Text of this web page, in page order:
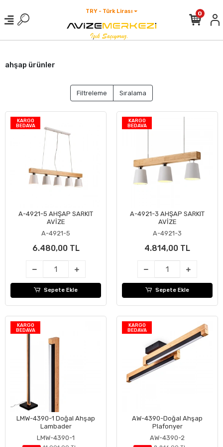
TRY - Türk Lirası 0
ahşap ürünler
Filtreleme Sıralama
KARGO
BEDAVA
Sepete Ekle
A-4921-5 AHŞAP SARKIT
AVİZE
A-4921-5
6.480,00 TL
Sepete Ekle
KARGO
BEDAVA
Sepete Ekle
A-4921-3 AHŞAP SARKIT
AVİZE
A-4921-3
4.814,00 TL
Sepete Ekle
KARGO
BEDAVA
Sepete Ekle
LMW-4390-1 Doğal Ahşap
Lambader
LMW-4390-1
KARGO
BEDAVA
Sepete Ekle
AW-4390-Doğal Ahşap
Plafonyer
AW-4390-2